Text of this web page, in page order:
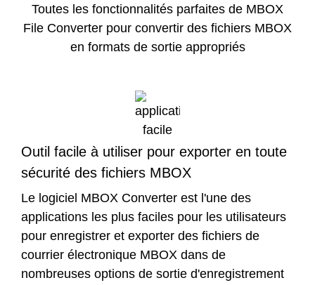
Toutes les fonctionnalités parfaites de MBOX
File Converter pour convertir des fichiers MBOX
en formats de sortie appropriés
Outil facile à utiliser pour exporter en toute
sécurité des fichiers MBOX
Le logiciel MBOX Converter est l'une des
applications les plus faciles pour les utilisateurs
pour enregistrer et exporter des fichiers de
courrier électronique MBOX dans de
nombreuses options de sortie d'enregistrement